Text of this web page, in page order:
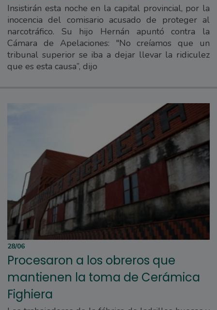
Insistirán esta noche en la capital provincial, por la
inocencia del comisario acusado de proteger al
narcotráfico. Su hijo Hernán apuntó contra la
Cámara de Apelaciones: "No creíamos que un
tribunal superior se iba a dejar llevar la ridiculez
que es esta causa”, dijo
28/06
Procesaron a los obreros que
mantienen la toma de Cerámica
Fighiera